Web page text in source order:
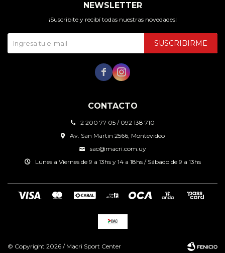
CONTACTO
2 200 77 05 / 092 138 710
Av. San Martin 2566, Montevideo
sac@macri.com.uy
Lunes a Viernes de 9 a 13hs y 14 a 18hs / Sábado de 9 a 13hs
NEWSLETTER
¡Suscribite y recibí todas nuestras novedades!
SUSCRIBIRME
 
© Copyright 2026 / Macri Sport Center